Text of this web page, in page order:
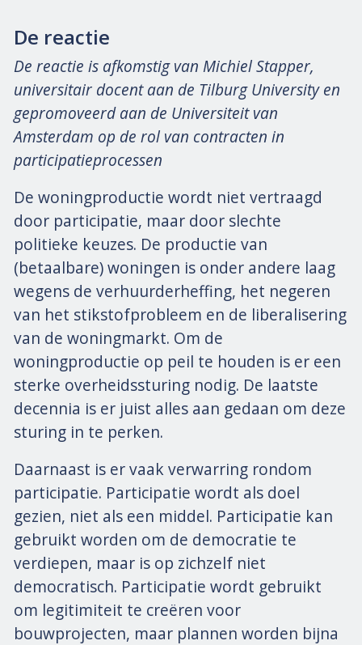
De reactie
De reactie is afkomstig van Michiel Stapper,
universitair docent aan de Tilburg University en
gepromoveerd aan de Universiteit van
Amsterdam op de rol van contracten in
participatieprocessen
De woningproductie wordt niet vertraagd
door participatie, maar door slechte
politieke keuzes. De productie van
(betaalbare) woningen is onder andere laag
wegens de verhuurderheffing, het negeren
van het stikstofprobleem en de liberalisering
van de woningmarkt. Om de
woningproductie op peil te houden is er een
sterke overheidssturing nodig. De laatste
decennia is er juist alles aan gedaan om deze
sturing in te perken.
Daarnaast is er vaak verwarring rondom
participatie. Participatie wordt als doel
gezien, niet als een middel. Participatie kan
gebruikt worden om de democratie te
verdiepen, maar is op zichzelf niet
democratisch. Participatie wordt gebruikt
om legitimiteit te creëren voor
bouwprojecten, maar plannen worden bijna